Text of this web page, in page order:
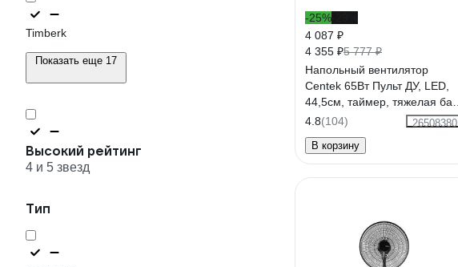
Timberk
Показать еще 17
Высокий рейтинг
4 и 5 звезд
Тип
-25%
4 087 ₽
4 355 ₽5 777 ₽
Напольный вентилятор
Centek 65Вт Пульт ДУ, LED,
44,5см, таймер, тяжелая база
CT-5026 Black
4.8(104)
26508380
В корзину